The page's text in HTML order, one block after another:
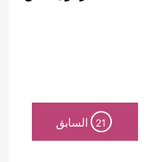
21 السابق